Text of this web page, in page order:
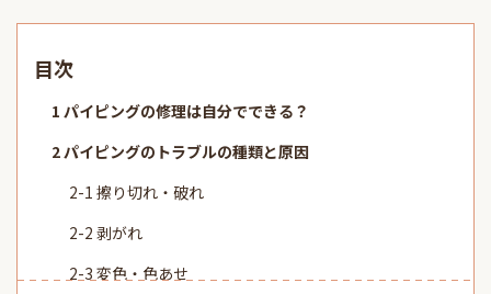
目次
パイピングの修理は自分でできる？
パイピングのトラブルの種類と原因
擦り切れ・破れ
剥がれ
変色・色あせ